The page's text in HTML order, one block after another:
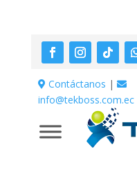
Contáctanos |
info@tekboss.com.ec